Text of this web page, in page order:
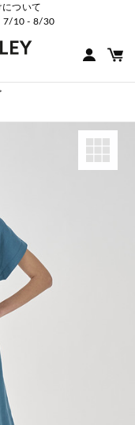
ついて
7/10 - 8/30